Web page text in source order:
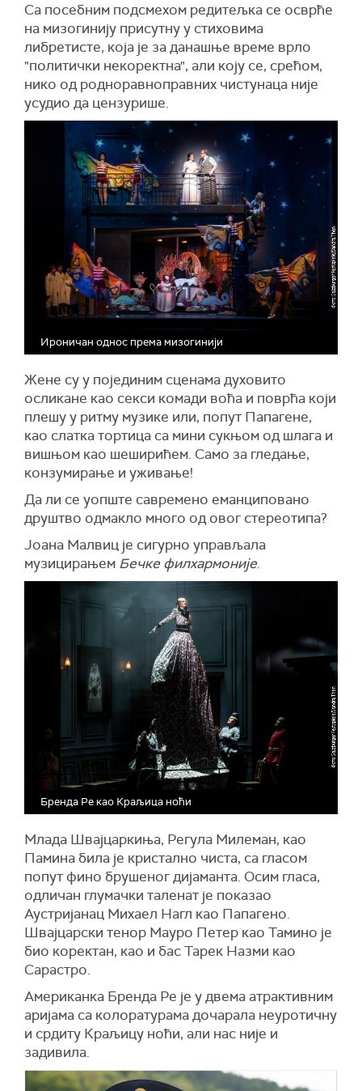
Са посебним подсмехом редитељка се осврће
на мизогинију присутну у стиховима
либретисте, која је за данашње време врло
"политички некоректна", али коју се, срећом,
нико од родноравноправних чистунаца није
усудио да цензурише.
Ироничан однос према мизогинији
Жене су у појединим сценама духовито
осликане као секси комади воћа и поврћа који
плешу у ритму музике или, попут Папагене,
као слатка тортица са мини сукњом од шлага и
вишњом као шеширићем. Само за гледање,
конзумирање и уживање!
Да ли се уопште савремено еманциповано
друштво одмакло много од овог стереотипа?
Јоана Малвиц је сигурно управљала
музицирањем Бечке филхармоније.
Бренда Ре као Краљица ноћи
Млада Швајцаркиња, Регула Милеман, као
Памина била је кристално чиста, са гласом
попут фино брушеног дијаманта. Осим гласа,
одличан глумачки таленат је показао
Аустријанац Михаел Нагл као Папагено.
Швајцарски тенор Мауро Петер као Тамино је
био коректан, као и бас Тарек Назми као
Сарастро.
Американка Бренда Ре је у двема атрактивним
аријама са колоратурама дочарала неуротичну
и срдиту Краљицу ноћи, али нас није и
задивила.